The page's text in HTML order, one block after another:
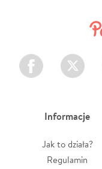
Facebook Twitter
Informacje
Jak to działa?
Regulamin